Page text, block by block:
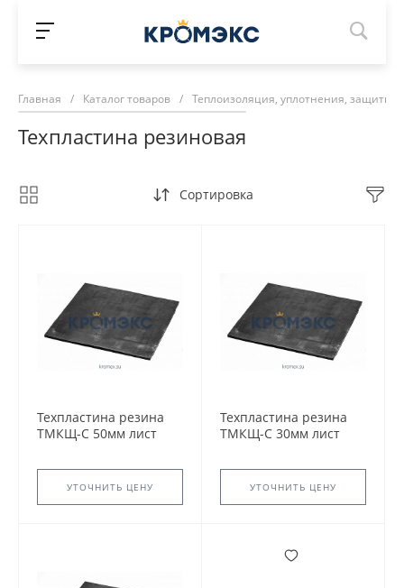
Главная / Каталог товаров / Теплоизоляция, уплотнения,
Техпластина резиновая
Сортировка
Техпластина резина
ТМКЩ-С 50мм лист
90 2Н-I-ТМКЩ-С-50
УТОЧНИТЬ ЦЕНУ
Техпластина резина
ТМКЩ-С 30мм лист
90 2Н-I-ТМКЩ-С-30
УТОЧНИТЬ ЦЕНУ